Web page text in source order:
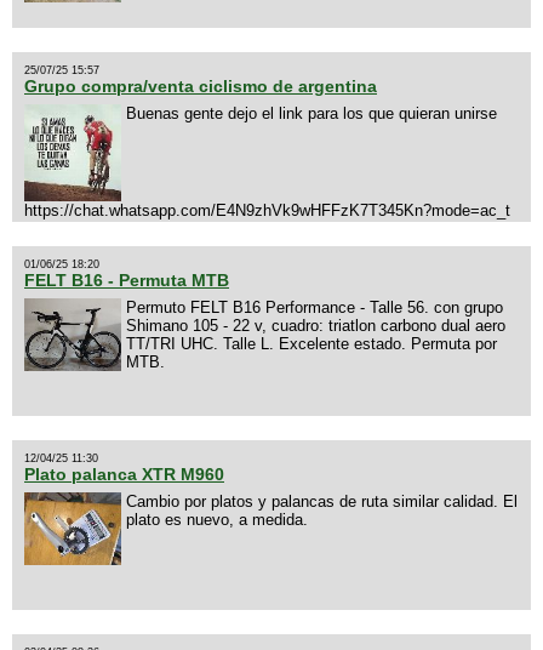
25/07/25 15:57
Grupo compra/venta ciclismo de argentina
Buenas gente dejo el link para los que quieran unirse
https://chat.whatsapp.com/E4N9zhVk9wHFFzK7T345Kn?mode=ac_t
01/06/25 18:20
FELT B16 - Permuta MTB
Permuto FELT B16 Performance - Talle 56. con grupo
Shimano 105 - 22 v, cuadro: triatlon carbono dual aero
TT/TRI UHC. Talle L. Excelente estado. Permuta por
MTB.
12/04/25 11:30
Plato palanca XTR M960
Cambio por platos y palancas de ruta similar calidad. El
plato es nuevo, a medida.